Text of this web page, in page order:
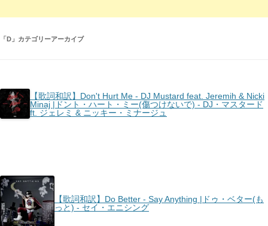
「D 」カテゴリーアーカイブ
【歌詞和訳】Don't Hurt Me - DJ Mustard feat. Jeremih & Nicki
Minaj |ドント・ハート・ミー(傷つけないで) - DJ・マスタード
ft. ジェレミ & ニッキー・ミナージュ
【歌詞和訳】Do Better - Say Anything |ドゥ・ベター(も
っと) - セイ・エニシング